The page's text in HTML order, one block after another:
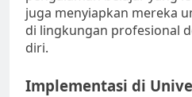
juga menyiapkan mereka
di lingkungan profesional
diri.
Implementasi di